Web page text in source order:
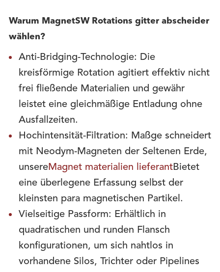
Warum MagnetSW Rotations gitter abscheider
wählen?
Anti-Bridging-Technologie: Die
kreisförmige Rotation agitiert effektiv nicht
frei fließende Materialien und gewähr
leistet eine gleichmäßige Entladung ohne
Ausfallzeiten.
Hochintensität-Filtration: Maßge schneidert
mit Neodym-Magneten der Seltenen Erde,
unsereMagnet materialien lieferantBietet
eine überlegene Erfassung selbst der
kleinsten para magnetischen Partikel.
Vielseitige Passform: Erhältlich in
quadratischen und runden Flansch
konfigurationen, um sich nahtlos in
vorhandene Silos, Trichter oder Pipelines